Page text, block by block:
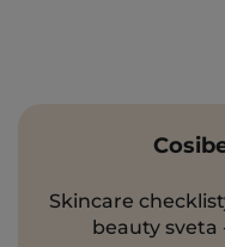
Skincare
beauty sveta